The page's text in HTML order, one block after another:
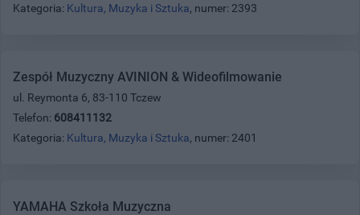
Kategoria: Kultura, Muzyka i Sztuka, numer: 2393
Zespół Muzyczny AVINION & Wideofilmowanie
ul. Reymonta 6, 83-110 Tczew
Telefon: 608411132
Kategoria: Kultura, Muzyka i Sztuka, numer: 2401
YAMAHA Szkoła Muzyczna